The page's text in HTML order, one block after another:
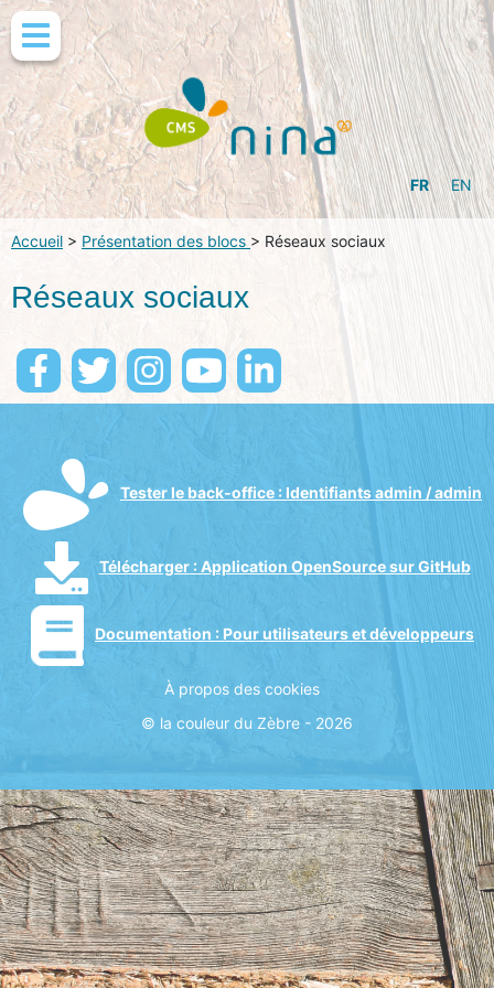
FR EN
Accueil > Présentation des blocs > Réseaux sociaux
Réseaux sociaux
Tester le back-office : Identifiants admin / admin
Télécharger: Application OpenSource sur GitHub
Documentation :Pour utilisateurs et développeurs
À propos des cookies
© la couleur du Zèbre - 2026